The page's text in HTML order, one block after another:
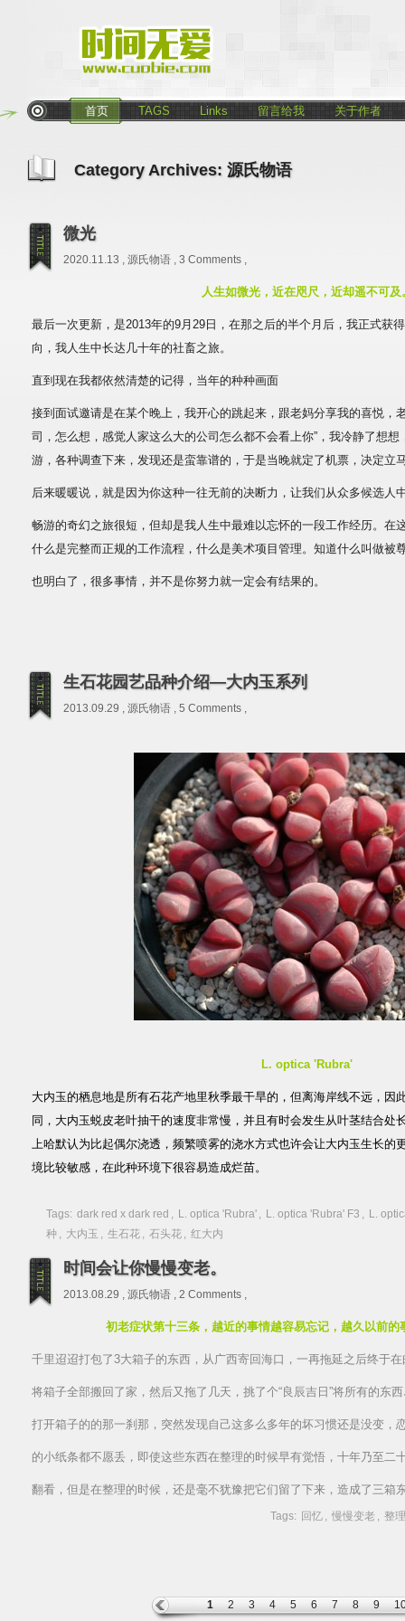
首页 TAGS Links 留言给我 关于作者
Category Archives: 源氏物语
微光
2020.11.13 , 源氏物语 , 3 Comments ,
人生如微光，近在咫尺，近却遥不可及
最后一次更新，是2013年的9月29日，在那之后的半个月后，我正式获
向，我人生中长达几十年的社畜之旅。
直到现在我都依然清楚的记得，当年的种种画面
接到面试邀请是在某个晚上，我开心的跳起来，跟老妈分享我的喜悦，
司，怎么想，感觉人家这么大的公司怎么都不会看上你”，我冷静了想
游，各种调查下来，发现还是蛮靠谱的，于是当晚就定了机票，决定立
后来暖暖说，就是因为你这种一往无前的决断力，让我们从众多候选人
畅游的奇幻之旅很短，但却是我人生中最难以忘怀的一段工作经历。在
什么是完整而正规的工作流程，什么是美术项目管理。知道什么叫做被
也明白了，很多事情，并不是你努力就一定会有结果的。
生石花园艺品种介绍—大内玉系列
2013.09.29 , 源氏物语 , 5 Comments ,
L. optica 'Rubra'
大内玉的栖息地是所有石花产地里秋季最干旱的，但离海岸线不远，因
同，大内玉蜕皮老叶抽干的速度非常慢，并且有时会发生从叶茎结合处
上哈默认为比起偶尔浇透，频繁喷雾的浇水方式也许会让大内玉生长的
境比较敏感，在此种环境下很容易造成烂苗。
Tags: dark red x dark red L. optica 'Rubra' L. optica 'Rubra' F3
L.
种
大内玉 生石花 石头花 红大内
时间会让你慢慢变老。
2013.08.29 , 源氏物语 2 Comments
初老症状第十三条，越近的事情越容易忘记，越久以前的
千里迢迢打包了3大箱子的东西，从广西寄回海口，一再拖延之后终于
将箱子全部搬回了家，然后又拖了几天，挑了个“良辰吉日”将所有的东
打开箱子的的那一刹那，突然发现自己这多么多年的坏习惯还是没变，
的小纸条都不愿丢，即使这些东西在整理的时候早有觉悟，十年乃至二
翻看，但是在整理的时候，还是毫不犹豫把它们留了下来，造成了三箱
Tags: 回忆 慢慢变老 整理
1 2 3 4 5 6 7 8 9